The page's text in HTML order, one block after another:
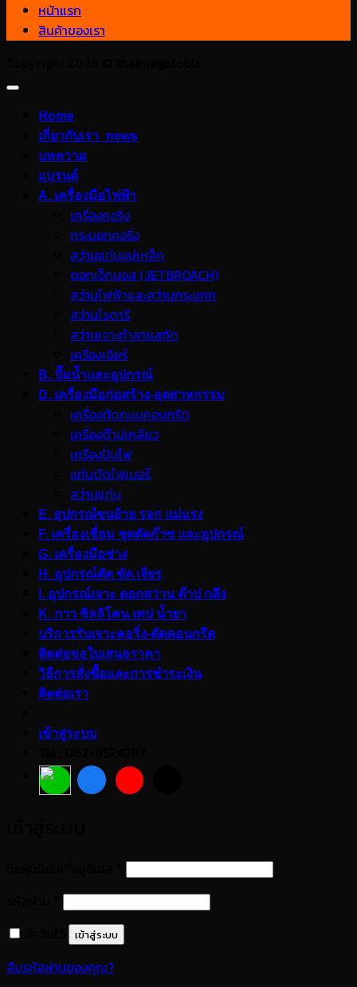
หน้าแรก
สินค้าของเรา
Home
เกี่ยวกับเรา_news
บทความ
แบรนด์
A. เครื่องมือไฟฟ้า
เครื่องคอริ่ง
กระบอกคอริ่ง
สว่านแท่นแม่เหล็ก
ดอกเจ็ทบอส (JETBROACH)
สว่านไฟฟ้าและสว่านกระแทก
สว่านโรตารี
สว่านเจาะทำลายสกัด
เครื่องเจียร์
B. ปั๊มน้ำและอุปกรณ์
D. เครื่องมือก่อสร้าง-อุตสาหกรรม
เครื่องตัดถนนคอนกรีต
เครื่องต๊าปเกลียว
เครื่องปั่นไฟ
แท่นตัดไฟเบอร์
สว่านแท่น
E. อุปกรณ์ขนย้าย รอก แม่แรง
F. เครื่องเชื่อม ชุดตัดก๊าซ และอุปกรณ์
G. เครื่องมือช่าง
H. อุปกรณ์ตัด ขัด เจียร
I. อุปกรณ์เจาะ ดอกสว่าน ต๊าป กลึง
K. กาว ซิลลิโคน เทป น้ำยา
บริการรับเจาะคอริ่ง-ตัดคอนกรีต
ติดต่อขอใบเสนอราคา
วิธีการสั่งซื้อและการชำระเงิน
ติดต่อเรา
เข้าสู่ระบบ
ต้องการ
ต้องการ
เข้าสู่ระบบ
ลืมรหัสผ่านของคุณ?